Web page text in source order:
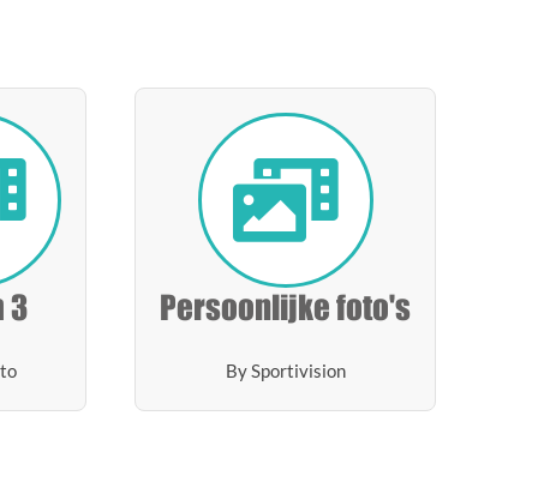
3 Persoonlijke foto's
By Sportivision